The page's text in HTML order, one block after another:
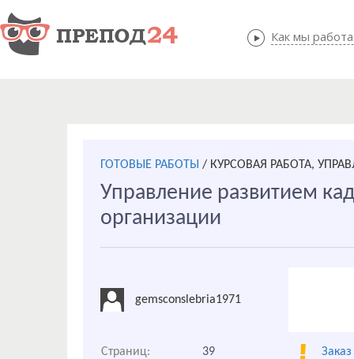
Как мы
Как мы
ГОТОВЫЕ РАБОТЫ / КУРСОВАЯ РАБОТА,
Управление развитием
организации
gemsconslebria1971
Страниц: 39